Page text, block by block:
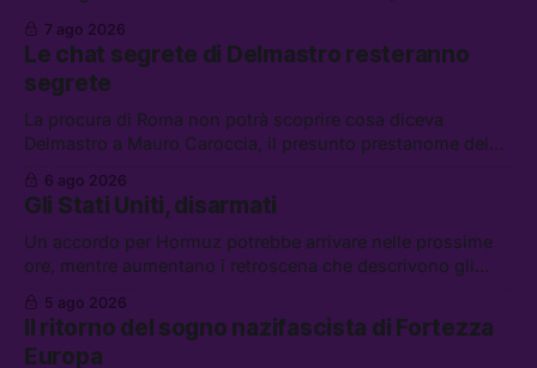
lavoro, Schlein prova a mettere in sicurezza la coalizione, e
che cos’è lo “Spiralismo,” la religione degli agenti IA
7 ago 2026
Le chat segrete di Delmastro resteranno
segrete
La procura di Roma non potrà scoprire cosa diceva
Delmastro a Mauro Caroccia, il presunto prestanome del
attacchi in Libano, il governo chiederà 36 miliardi di
flessibilità in armi e energia, e Grokipedia è già stata
abbandonata
6 ago 2026
Gli Stati Uniti, disarmati
Un accordo per Hormuz potrebbe arrivare nelle prossime
ore, mentre aumentano i retroscena che descrivono gli
chi aspetta i dispersi di Ceuta, il boom dei carburanti
diluiti, e quanti attivisti anti data center sono stati arrestati
5 ago 2026
Il ritorno del sogno nazifascista di Fortezza
Europa